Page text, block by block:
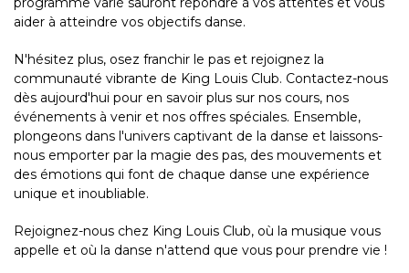
aider à atteindre vos objectifs danse.
N'hésitez plus, osez franchir le pas et rejoignez la
communauté vibrante de King Louis Club. Contactez-nous
dès aujourd'hui pour en savoir plus sur nos cours, nos
événements à venir et nos offres spéciales. Ensemble,
plongeons dans l'univers captivant de la danse et laissons-
nous emporter par la magie des pas, des mouvements et
des émotions qui font de chaque danse une expérience
unique et inoubliable.
Rejoignez-nous chez King Louis Club, où la musique vous
appelle et où la danse n'attend que vous pour prendre vie !